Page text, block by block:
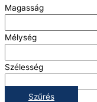
Magasság
Mélység
Szélesség
Szűrés